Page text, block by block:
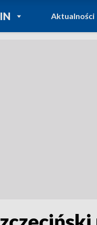
DO
REGIONY
Aktualności